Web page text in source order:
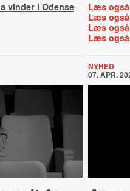
vinder i Odense
Læs
Læs
Læs
Læs
NYHED
07. APR.